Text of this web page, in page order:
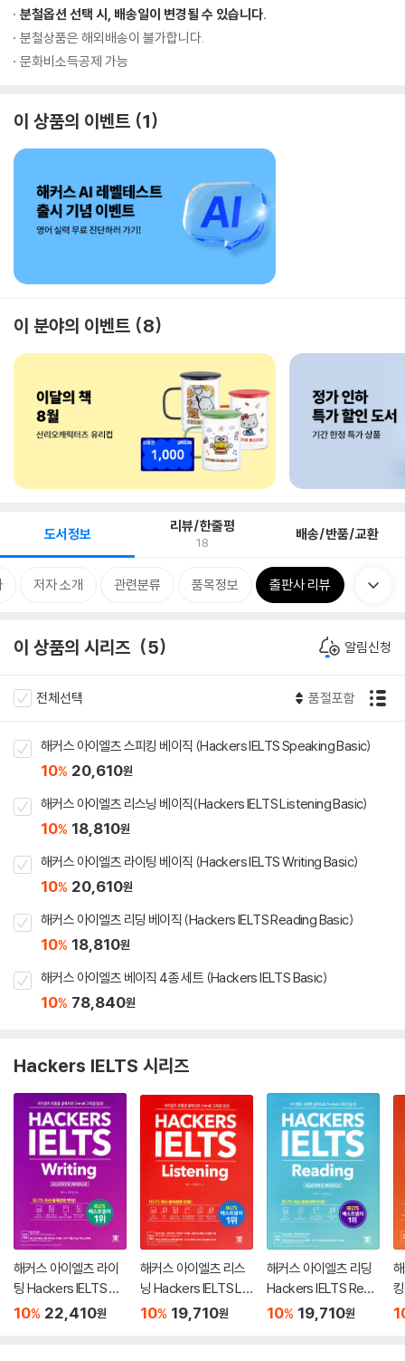
분철옵션 선택 시, 배송일이 변경될 수 있습니다.
분철상품은 해외배송이 불가합니다.
문화비소득공제 가능
이 상품의 이벤트 1
이 분야의 이벤트 8
도서정보 리뷰/한줄평
18 배송/반품/교환
저자 소개 관련분류 품목정보 출판사 리뷰
이 상품의 시리즈 5 알림신청
전체선택 품절포함
해커스 아이엘츠 스피킹 베이직 (Hackers IELTS Speaking Basic)
10% 20,610원
해커스 아이엘츠 리스닝 베이직(Hackers IELTS Listening Basic)
10% 18,810원
해커스 아이엘츠 라이팅 베이직 (Hackers IELTS Writing Basic)
10% 20,610원
해커스 아이엘츠 리딩 베이직 (Hackers IELTS Reading Basic)
10% 18,810원
해커스 아이엘츠 베이직 4종 세트 (Hackers IELTS Basic)
10% 78,840원
Hackers IELTS 시리즈
해커스 아이엘츠 라이
팅 Hackers IELTS Wr
iting
10% 22,410원
해커스 아이엘츠 리스
닝 Hackers IELTS Lis
tening
10% 19,710원
해커스 아이엘츠 리딩
Hackers IELTS Read
ing
10% 19,710원